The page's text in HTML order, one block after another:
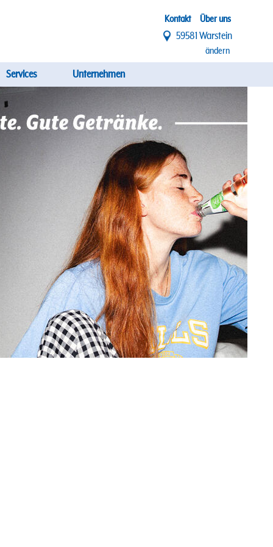
Top
Menü
Kontakt Über uns
59581 Warstein
ändern
Services Unternehmen